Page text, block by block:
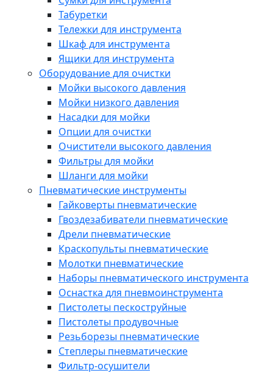
Табуретки
Тележки для инструмента
Шкаф для инструмента
Ящики для инструмента
Оборудование для очистки
Мойки высокого давления
Мойки низкого давления
Насадки для мойки
Опции для очистки
Очистители высокого давления
Фильтры для мойки
Шланги для мойки
Пневматические инструменты
Гайковерты пневматические
Гвоздезабиватели пневматические
Дрели пневматические
Краскопульты пневматические
Молотки пневматические
Наборы пневматического инструмента
Оснастка для пневмоинструмента
Пистолеты пескоструйные
Пистолеты продувочные
Резьборезы пневматические
Степлеры пневматические
Фильтр-осушители